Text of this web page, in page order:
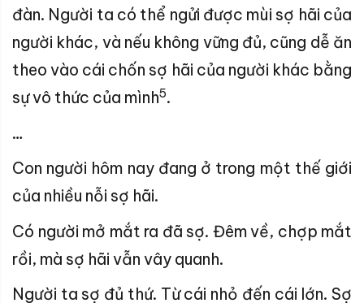
đàn. Người ta có thể ngửi được mùi sợ hãi của
người khác, và nếu không vững đủ, cũng dễ ăn
theo vào cái chốn sợ hãi của người khác bằng
sự vô thức của mình5.
…
Con người hôm nay đang ở trong một thế giới
của nhiều nỗi sợ hãi.
Có người mở mắt ra đã sợ. Đêm về, chợp mắt
rồi, mà sợ hãi vẫn vây quanh.
Người ta sợ đủ thứ. Từ cái nhỏ đến cái lớn. Sợ